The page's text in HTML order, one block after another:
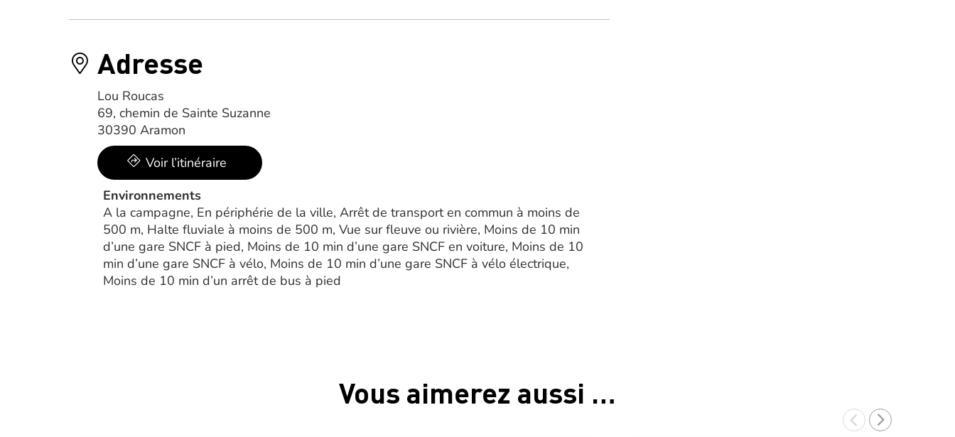
Adresse
Lou Roucas
69, chemin de Sainte Suzanne
30390 Aramon
Voir l’itinéraire
Environnements
A la campagne, En périphérie de la ville, Arrêt de transport en commun à moins de
500 m, Halte fluviale à moins de 500 m, Vue sur fleuve ou rivière, Moins de 10 min
d’une gare SNCF à pied, Moins de 10 min d’une gare SNCF en voiture, Moins de 10
min d’une gare SNCF à vélo, Moins de 10 min d’une gare SNCF à vélo électrique,
Moins de 10 min d’un arrêt de bus à pied
Vous aimerez aussi …